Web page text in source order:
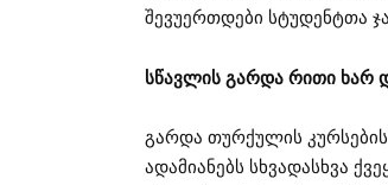
შევუერთდები სტუდენტთა
სწავლის გარდა რითი ხარ
გარდა თურქულის
ადამიანებს სხვადასხვა